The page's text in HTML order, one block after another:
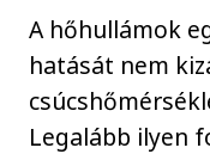
A hőhullámok
hatását nem
Legalább ilyen